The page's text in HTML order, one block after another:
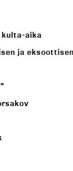
kulta-aika
ja